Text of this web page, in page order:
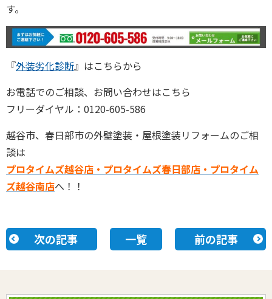
す。
『外装劣化診断』はこちらから
お電話でのご相談、お問い合わせはこちら
フリーダイヤル：0120-605-586
越谷市、春日部市の外壁塗装・屋根塗装リフォームのご相
談は
プロタイムズ越谷店・プロタイムズ春日部店・ プロタイム
ズ越谷南店へ！！
次の記事 一覧 前の記事